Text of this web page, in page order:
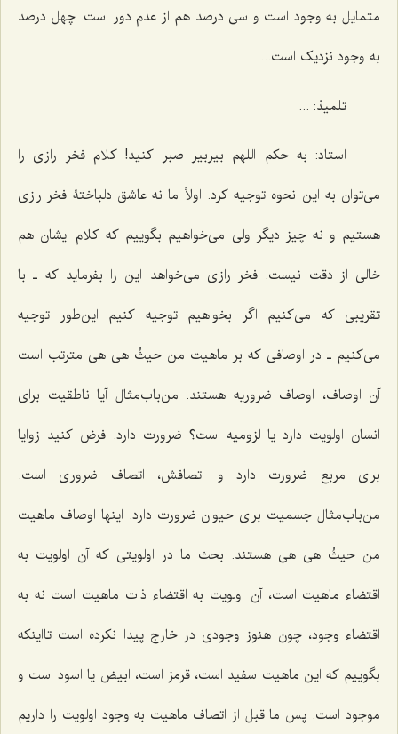
متمایل به وجود است و سی درصد هم از عدم دور است. چهل درصد
به وجود نزدیک است...
تلمیذ: ...
استاد: به حکم اللهم بیربیر صبر کنید! کلام فخر رازی را
می‌توان به این نحوه توجیه کرد. اولاً ما نه عاشق دلباختۀ فخر رازی
هستیم و نه چیز دیگر ولی می‌خواهیم بگوییم که کلام ایشان هم
خالی از دقت نیست. فخر رازی می‌خواهد این را بفرماید که ـ با
تقریبی که می‌کنیم اگر بخواهیم توجیه کنیم این‌طور توجیه
می‌کنیم ـ در اوصافی که بر ماهیت من حیثُ هی هی مترتب است
آن اوصاف، اوصاف ضروریه هستند. من‌باب‌مثال آیا ناطقیت برای
انسان اولویت دارد یا لزومیه است؟ ضرورت دارد. فرض کنید زوایا
برای مربع ضرورت دارد و اتصافش، اتصاف ضروری است.
من‌باب‌مثال جسمیت برای حیوان ضرورت دارد. اینها اوصاف ماهیت
من حیثُ هی هی هستند. بحث ما در اولویتی که آن اولویت به
اقتضاء ماهیت است، آن اولویت به اقتضاء ذات ماهیت است نه به
اقتضاء وجود، چون هنوز وجودی در خارج پیدا نکرده است تااینکه
بگوییم که این ماهیت سفید است، قرمز است، ابیض یا اسود است و
موجود است. پس ما قبل از اتصاف ماهیت به وجود اولویت را داریم